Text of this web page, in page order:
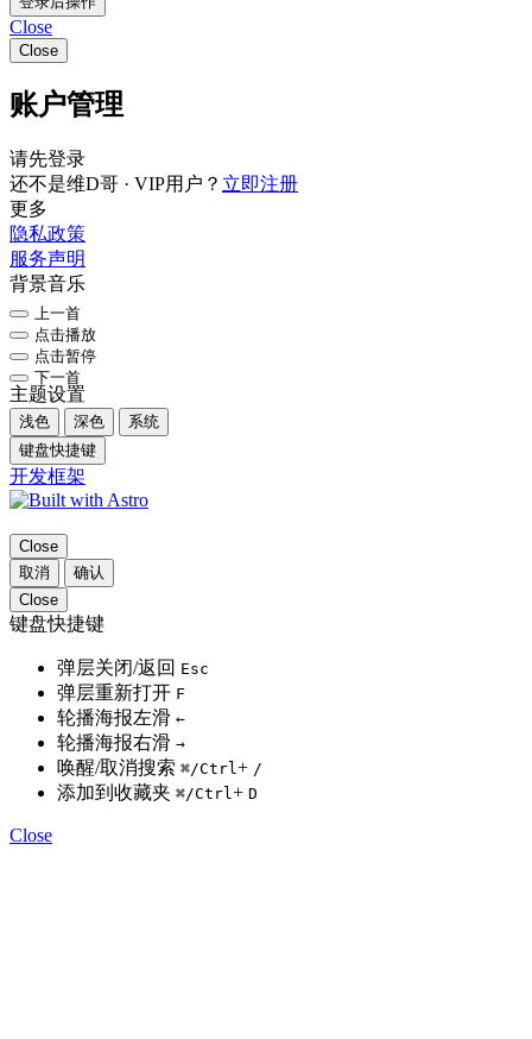
Close
Close
账户管理
请先登录
还不是维D哥 · VIP用户？ 立即注册
更多
隐私政策
服务声明
背景音乐
上一首
点击播放
点击暂停
下一首
主题设置
浅色 深色
系统
键盘快捷键
开发框架
Close
取消
确认
Close
键盘快捷键
弹层关闭/返回 Esc
弹层重新打开 F
轮播海报左滑 ←
轮播海报右滑 →
唤醒/取消搜索 ⌘/Ctrl+ /
添加到收藏夹 ⌘/Ctrl+ D
Close